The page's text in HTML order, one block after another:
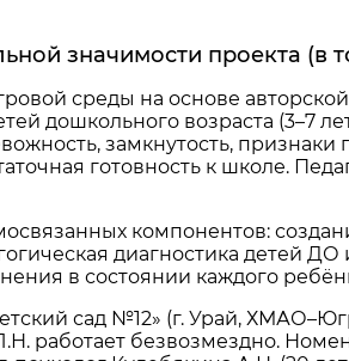
значимости проекта
среды на основе
дошкольного возраста (3–7
замкнутость, признаки
готовность к школе.
компонентов:
диагностика детей
в состоянии каждого
сад №12» (г. Урай,
работает безвозмездно.